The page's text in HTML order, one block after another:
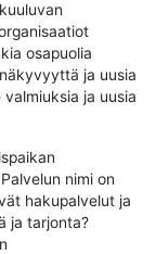
osapuolia
ja uusia
ja uusia
nimi on
hakupalvelut ja
ja tarjonta?